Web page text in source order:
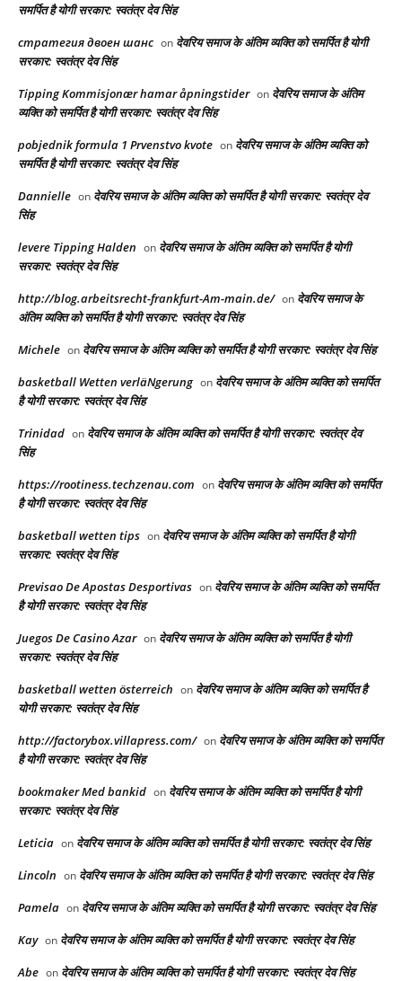
समर्पित है योगी सरकार: स्वतंत्र देव सिंह
стратегия двоен шанс on देवरिय समाज के अंतिम व्यक्ति को समर्पित है योगी
सरकार: स्वतंत्र देव सिंह
Tipping Kommisjonær hamar åpningstider on देवरिय समाज के अंतिम
व्यक्ति को समर्पित है योगी सरकार: स्वतंत्र देव सिंह
pobjednik formula 1 Prvenstvo kvote on देवरिय समाज के अंतिम व्यक्ति को
समर्पित है योगी सरकार: स्वतंत्र देव सिंह
Dannielle on देवरिय समाज के अंतिम व्यक्ति को समर्पित है योगी सरकार: स्वतंत्र देव
सिंह
levere Tipping Halden on देवरिय समाज के अंतिम व्यक्ति को समर्पित है योगी
सरकार: स्वतंत्र देव सिंह
http://blog.arbeitsrecht-frankfurt-Am-main.de/ on देवरिय समाज के
अंतिम व्यक्ति को समर्पित है योगी सरकार: स्वतंत्र देव सिंह
Michele on देवरिय समाज के अंतिम व्यक्ति को समर्पित है योगी सरकार: स्वतंत्र देव सिंह
basketball Wetten verläNgerung on देवरिय समाज के अंतिम व्यक्ति को समर्पित
है योगी सरकार: स्वतंत्र देव सिंह
Trinidad on देवरिय समाज के अंतिम व्यक्ति को समर्पित है योगी सरकार: स्वतंत्र देव
सिंह
https://rootiness.techzenau.com on देवरिय समाज के अंतिम व्यक्ति को समर्पित
है योगी सरकार: स्वतंत्र देव सिंह
basketball wetten tips on देवरिय समाज के अंतिम व्यक्ति को समर्पित है योगी
सरकार: स्वतंत्र देव सिंह
Previsao De Apostas Desportivas on देवरिय समाज के अंतिम व्यक्ति को समर्पित
है योगी सरकार: स्वतंत्र देव सिंह
Juegos De Casino Azar on देवरिय समाज के अंतिम व्यक्ति को समर्पित है योगी
सरकार: स्वतंत्र देव सिंह
basketball wetten österreich on देवरिय समाज के अंतिम व्यक्ति को समर्पित है
योगी सरकार: स्वतंत्र देव सिंह
http://factorybox.villapress.com/ on देवरिय समाज के अंतिम व्यक्ति को समर्पित
है योगी सरकार: स्वतंत्र देव सिंह
bookmaker Med bankid on देवरिय समाज के अंतिम व्यक्ति को समर्पित है योगी
सरकार: स्वतंत्र देव सिंह
Leticia on देवरिय समाज के अंतिम व्यक्ति को समर्पित है योगी सरकार: स्वतंत्र देव सिंह
Lincoln on देवरिय समाज के अंतिम व्यक्ति को समर्पित है योगी सरकार: स्वतंत्र देव सिंह
Pamela on देवरिय समाज के अंतिम व्यक्ति को समर्पित है योगी सरकार: स्वतंत्र देव सिंह
Kay on देवरिय समाज के अंतिम व्यक्ति को समर्पित है योगी सरकार: स्वतंत्र देव सिंह
Abe on देवरिय समाज के अंतिम व्यक्ति को समर्पित है योगी सरकार: स्वतंत्र देव सिंह